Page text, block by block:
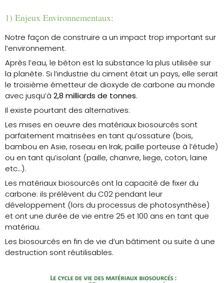
1) Enjeux Environnementaux:
Notre façon de construire a un impact trop important sur
l’environnement.
Après l’eau, le béton est la substance la plus utilisée sur
la planète. Si l’industrie du ciment était un pays, elle serait
le troisième émetteur de dioxyde de carbone au monde
avec jusqu’à 2,8 milliards de tonnes.
Il existe pourtant des alternatives:
Les mises en oeuvre des matériaux biosourcés sont
parfaitement maitrisées en tant qu’ossature (bois,
bambou en Asie, roseau en Irak, paille porteuse à l’étude)
ou en tant qu’isolant (paille, chanvre, liege, coton, laine
etc…).
Les matériaux biosourcés ont la capacité de fixer du
carbone: ils prélèvent du C02 pendant leur
développement (lors du processus de photosynthèse)
et ont une durée de vie entre 25 et 100 ans en tant que
matériau.
Les biosourcés en fin de vie d’un bâtiment ou suite à une
destruction sont réutilisables.